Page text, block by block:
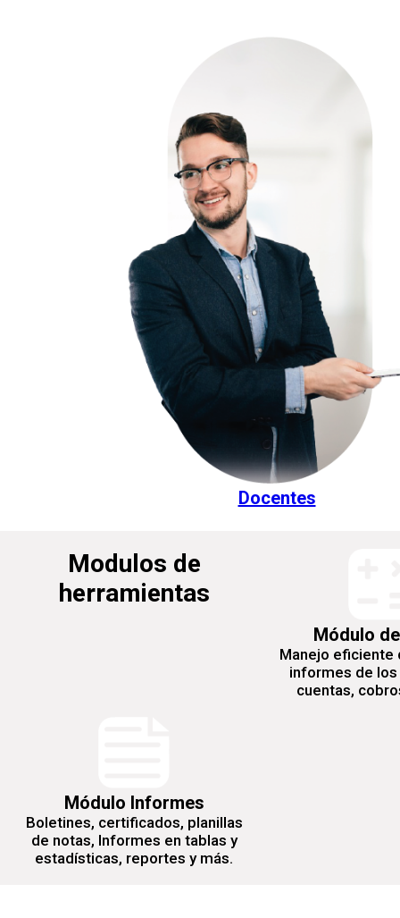
Docentes
Modulos de
herramientas
Módulo
Manejo eficiente
informes de
cuentas,
Módulo Informes
Boletines, certificados, planillas
de notas, Informes en tablas y
estadísticas, reportes y más.